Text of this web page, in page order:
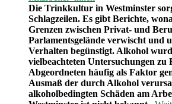
Die Trinkkultur in Westminster
Schlagzeilen. Es gibt Berichte,
Grenzen zwischen Privat- und
Parlamentsgelände verwischt und
Verhalten begünstigt. Alkohol
vielbeachteten Untersuchungen zu
Abgeordneten häufig als Faktor
Ausmaß der durch Alkohol
alkoholbedingten Schäden am